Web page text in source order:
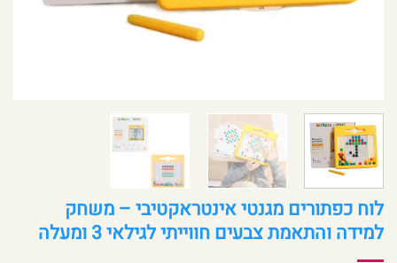
לוח כפתורים מגנטי אינטראקטיבי – משחק
למידה והתאמת צבעים חווייתי לגילאי 3 ומעלה